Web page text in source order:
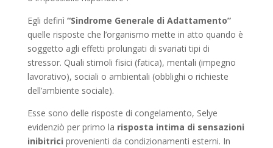
Egli definì “Sindrome Generale di Adattamento”
quelle risposte che l’organismo mette in atto quando è
soggetto agli effetti prolungati di svariati tipi di
stressor. Quali stimoli fisici (fatica), mentali (impegno
lavorativo), sociali o ambientali (obblighi o richieste
dell’ambiente sociale).
Esse sono delle risposte di congelamento, Selye
evidenziò per primo la risposta intima di sensazioni
inibitrici provenienti da condizionamenti esterni. In